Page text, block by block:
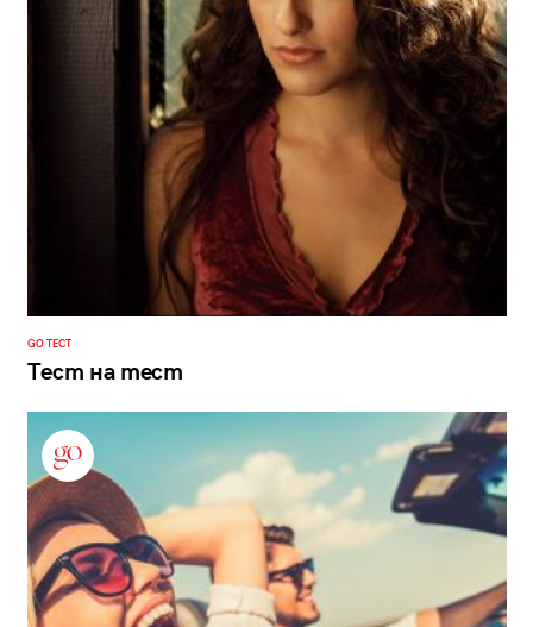
GO ТЕСТ
Тест на тест